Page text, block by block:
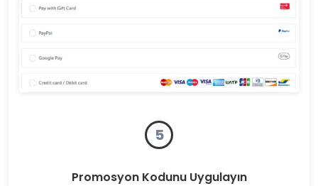
5
Promosyon Kodunu Uygulayın